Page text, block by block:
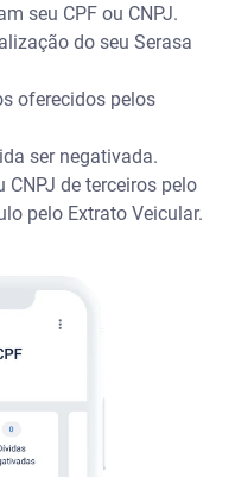
seu CPF ou CNPJ.
do seu Serasa
oferecidos pelos
ser negativada.
CNPJ de terceiros pelo
pelo Extrato Veicular.